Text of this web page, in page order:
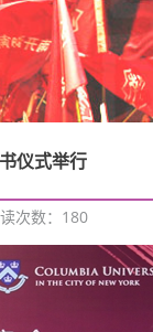
仪式举行
次数： 180